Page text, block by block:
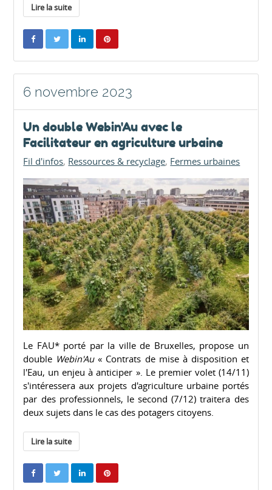
Lire la suite
6 novembre 2023
Un double Webin'Au avec le
Facilitateur en agriculture urbaine
Fil d'infos Ressources & recyclage Fermes urbaines
Le FAU* porté par la ville de Bruxelles, propose un
double Webin'Au« Contrats de mise à disposition et
l'Eau, un enjeu à anticiper ». Le premier volet (14/11)
s'intéressera aux projets d'agriculture urbaine portés
par des professionnels, le second (7/12) traitera des
deux sujets dans le cas des potagers citoyens.
Lire la suite